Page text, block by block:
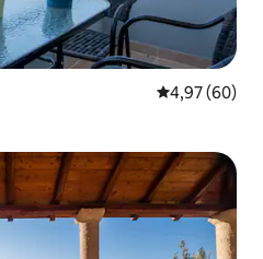
Gemiddelde
4,97 (60)